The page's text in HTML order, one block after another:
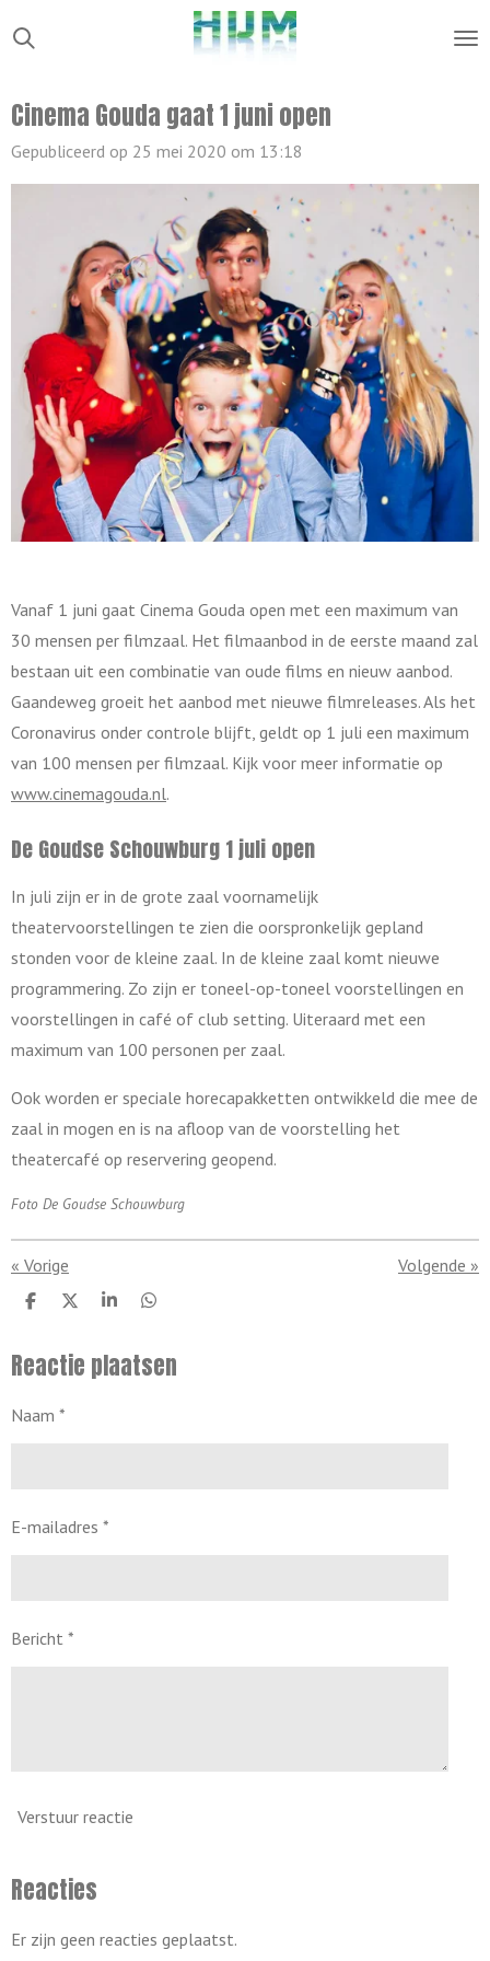
Ga
direct
de
hoofdinhoud
Cinema Gouda gaat 1 juni open
Gepubliceerd op 25 mei 2020 om 13:18
Vanaf 1 juni gaat Cinema Gouda open met een maximum van
30 mensen per filmzaal. Het filmaanbod in de eerste maand zal
bestaan uit een combinatie van oude films en nieuw aanbod.
Gaandeweg groeit het aanbod met nieuwe filmreleases. Als het
Coronavirus onder controle blijft, geldt op 1 juli een maximum
van 100 mensen per filmzaal. Kijk voor meer informatie op
www.cinemagouda.nl.
De Goudse Schouwburg 1 juli open
In juli zijn er in de grote zaal voornamelijk
theatervoorstellingen te zien die oorspronkelijk gepland
stonden voor de kleine zaal. In de kleine zaal komt nieuwe
programmering. Zo zijn er toneel-op-toneel voorstellingen en
voorstellingen in café of club setting. Uiteraard met een
maximum van 100 personen per zaal.
Ook worden er speciale horecapakketten ontwikkeld die mee de
zaal in mogen en is na afloop van de voorstelling het
theatercafé op reservering geopend.
Foto De Goudse Schouwburg
« Vorige Volgende »
D
e
n
D
l
S
r
e
D
e
n
Reactie plaatsen
Naam *
E-mailadres *
Bericht *
Verstuur reactie
Reacties
Er zijn geen reacties geplaatst.